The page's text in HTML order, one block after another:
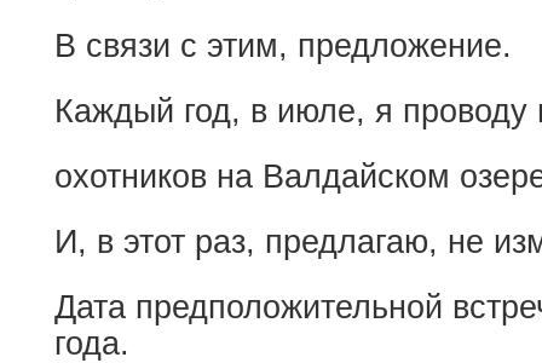
В связи с этим, предложение.
Каждый год, в июле, я проводу
охотников на Валдайском
И, в этот раз, предлагаю, не
Дата предположительной
года.